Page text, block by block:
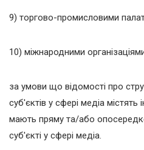
9) торгово-промисловими
10) міжнародними
за умови що відомості про
суб'єктів у сфері медіа містять
мають пряму та/або
суб'єкті у сфері медіа.